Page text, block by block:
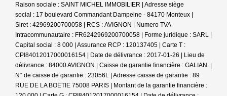
Raison sociale : SAINT MICHEL IMMOBILIER | Adresse siège
social : 17 boulevard Commandant Dampeine - 84170 Monteux |
Siret : 42969200700058 | RCS : AVIGNON | Numero TVA
Intracommunautaire : FR6242969200700058 | Forme juridique : SARL |
Capital social : 8 000 | Assurance RCP : 120137405 | Carte T :
CPI84012017000016154 | Date de délivrance : 2017-01-26 | Lieu de
délivrance : 84000 AVIGNON | Caisse de garantie financière : GALIAN. |
N° de caisse de garantie : 23056L | Adresse caisse de garantie : 89
RUE DE LA BOETIE 75008 PARIS | Montant de la garantie financière :